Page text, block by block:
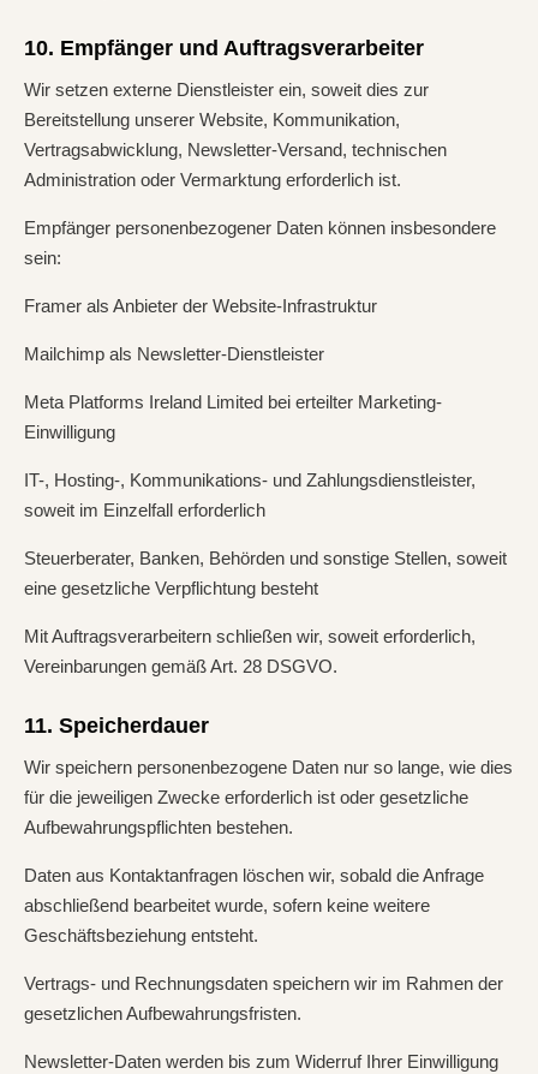
10. Empfänger und Auftragsverarbeiter
Wir setzen externe Dienstleister ein, soweit dies zur
Bereitstellung unserer Website, Kommunikation,
Vertragsabwicklung, Newsletter-Versand, technischen
Administration oder Vermarktung erforderlich ist.
Empfänger personenbezogener Daten können insbesondere
sein:
Framer als Anbieter der Website-Infrastruktur
Mailchimp als Newsletter-Dienstleister
Meta Platforms Ireland Limited bei erteilter Marketing-
Einwilligung
IT-, Hosting-, Kommunikations- und Zahlungsdienstleister,
soweit im Einzelfall erforderlich
Steuerberater, Banken, Behörden und sonstige Stellen, soweit
eine gesetzliche Verpflichtung besteht
Mit Auftragsverarbeitern schließen wir, soweit erforderlich,
Vereinbarungen gemäß Art. 28 DSGVO.
11. Speicherdauer
Wir speichern personenbezogene Daten nur so lange, wie dies
für die jeweiligen Zwecke erforderlich ist oder gesetzliche
Aufbewahrungspflichten bestehen.
Daten aus Kontaktanfragen löschen wir, sobald die Anfrage
abschließend bearbeitet wurde, sofern keine weitere
Geschäftsbeziehung entsteht.
Vertrags- und Rechnungsdaten speichern wir im Rahmen der
gesetzlichen Aufbewahrungsfristen.
Newsletter-Daten werden bis zum Widerruf Ihrer Einwilligung